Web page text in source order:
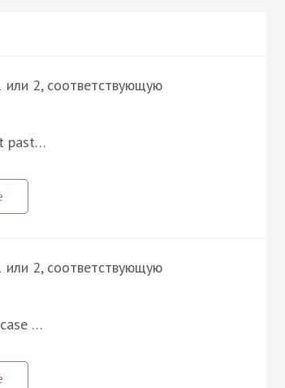
или 2, соответствующую
past…
или 2, соответствующую
…